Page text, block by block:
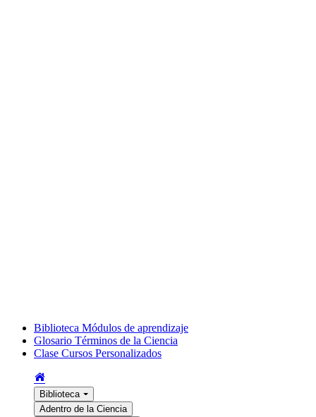
Biblioteca Módulos de aprendizaje
Glosario Términos de la Ciencia
Clase Cursos Personalizados
Biblioteca
Adentro de la Ciencia